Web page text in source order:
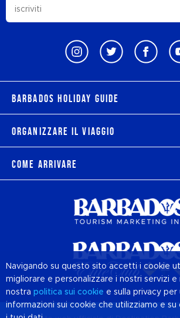
Barbados Holiday Guide
Organizzare il viaggio
Come arrivare
Navigando su questo sito accetti i cookie
migliorare e personalizzare i nostri servizi e
nostra politica sui cookie e sulla privacy per
informazioni sui cookie che utilizziamo e su